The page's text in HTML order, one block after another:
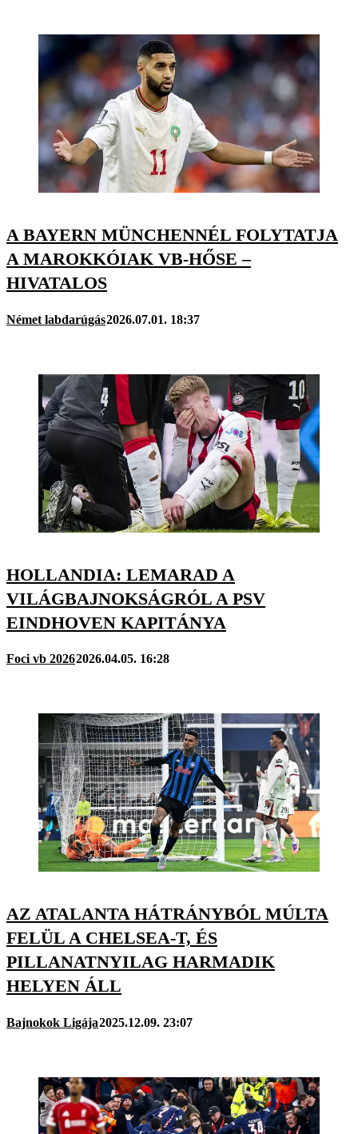
A BAYERN MÜNCHENNÉL FOLYTATJA
A MAROKKÓIAK VB-HŐSE –
HIVATALOS
Német labdarúgás2026.07.01. 18:37
HOLLANDIA: LEMARAD A
VILÁGBAJNOKSÁGRÓL A PSV
EINDHOVEN KAPITÁNYA
Foci vb 20262026.04.05. 16:28
AZ ATALANTA HÁTRÁNYBÓL MÚLTA
FELÜL A CHELSEA-T, ÉS
PILLANATNYILAG HARMADIK
HELYEN ÁLL
Bajnokok Ligája2025.12.09. 23:07